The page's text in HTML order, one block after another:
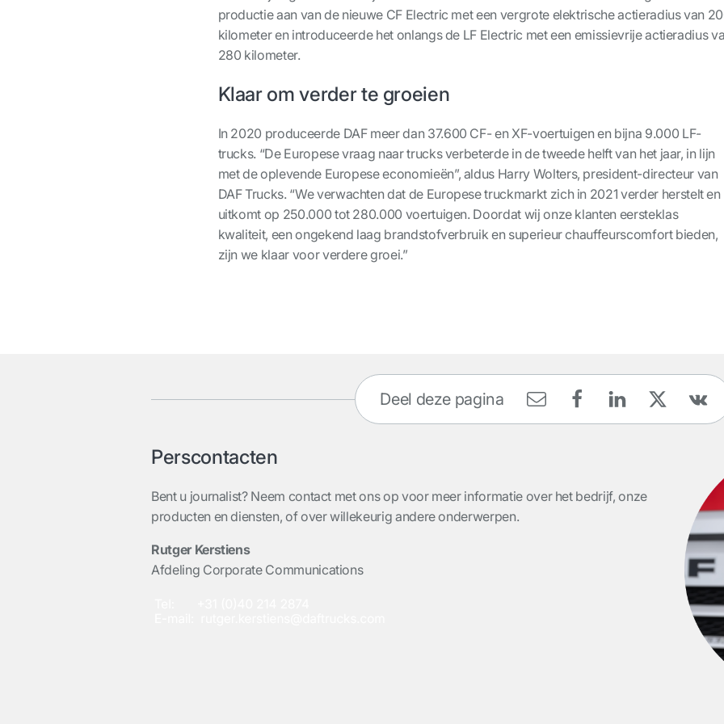
productie aan van de nieuwe CF Electric met een vergrote elektrische actieradius van
kilometer en introduceerde het onlangs de LF Electric met een emissievrije actieradius
280 kilometer.
Klaar om verder te groeien
In 2020 produceerde DAF meer dan 37.600 CF- en XF-voertuigen en bijna 9.000 LF-
trucks. “De Europese vraag naar trucks verbeterde in de tweede helft van het jaar, in lijn
met de oplevende Europese economieën”, aldus Harry Wolters, president-directeur van
DAF Trucks. “We verwachten dat de Europese truckmarkt zich in 2021 verder herstelt en
uitkomt op 250.000 tot 280.000 voertuigen. Doordat wij onze klanten eersteklas
kwaliteit, een ongekend laag brandstofverbruik en superieur chauffeurscomfort bieden,
zijn we klaar voor verdere groei.”
Deel deze pagina
Perscontacten
Bent u journalist? Neem contact met ons op voor meer informatie over het bedrijf, onze
producten en diensten, of over willekeurig andere onderwerpen.
Rutger Kerstiens
Afdeling Corporate Communications